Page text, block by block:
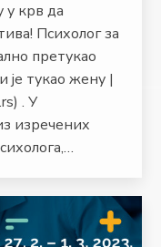
у крв да
Психолог за
претукао
је тукао жену |
. У
изречених